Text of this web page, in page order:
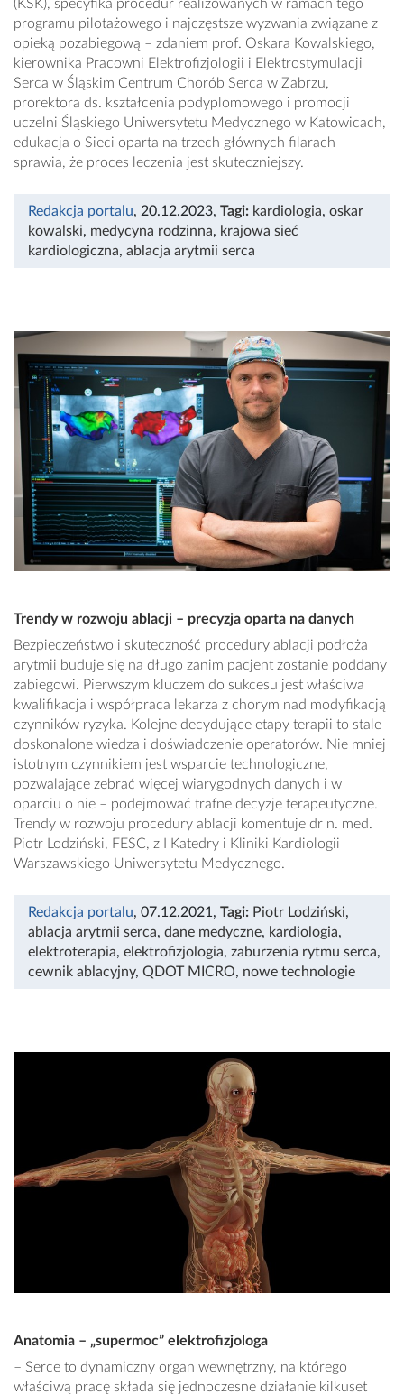
(KSK), specyfika procedur realizowanych w ramach tego
programu pilotażowego i najczęstsze wyzwania związane z
opieką pozabiegową – zdaniem prof. Oskara Kowalskiego,
kierownika Pracowni Elektrofizjologii i Elektrostymulacji
Serca w Śląskim Centrum Chorób Serca w Zabrzu,
prorektora ds. kształcenia podyplomowego i promocji
uczelni Śląskiego Uniwersytetu Medycznego w Katowicach,
edukacja o Sieci oparta na trzech głównych filarach
sprawia, że proces leczenia jest skuteczniejszy.
Redakcja portalu, 20.12.2023, Tagi: kardiologia, oskar
kowalski, medycyna rodzinna, krajowa sieć
kardiologiczna, ablacja arytmii serca
Trendy w rozwoju ablacji – precyzja oparta na danych
Bezpieczeństwo i skuteczność procedury ablacji podłoża
arytmii buduje się na długo zanim pacjent zostanie poddany
zabiegowi. Pierwszym kluczem do sukcesu jest właściwa
kwalifikacja i współpraca lekarza z chorym nad modyfikacją
czynników ryzyka. Kolejne decydujące etapy terapii to stale
doskonalone wiedza i doświadczenie operatorów. Nie mniej
istotnym czynnikiem jest wsparcie technologiczne,
pozwalające zebrać więcej wiarygodnych danych i w
oparciu o nie – podejmować trafne decyzje terapeutyczne.
Trendy w rozwoju procedury ablacji komentuje dr n. med.
Piotr Lodziński, FESC, z I Katedry i Kliniki Kardiologii
Warszawskiego Uniwersytetu Medycznego.
Redakcja portalu, 07.12.2021, Tagi: Piotr Lodziński,
ablacja arytmii serca, dane medyczne, kardiologia,
elektroterapia, elektrofizjologia, zaburzenia rytmu serca,
cewnik ablacyjny, QDOT MICRO, nowe technologie
Anatomia – „supermoc” elektrofizjologa
– Serce to dynamiczny organ wewnętrzny, na którego
właściwą pracę składa się jednoczesne działanie kilkuset